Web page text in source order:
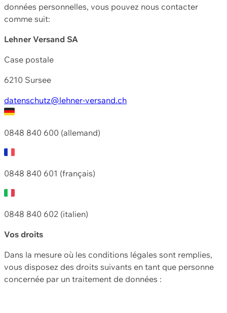
données personnelles, vous pouvez nous contacter
comme suit:
Lehner Versand SA
Case postale
6210 Sursee
datenschutz@lehner-versand.ch
0848 840 600 (allemand)
0848 840 601 (français)
0848 840 602 (italien)
Vos droits
Dans la mesure où les conditions légales sont remplies,
vous disposez des droits suivants en tant que personne
concernée par un traitement de données :